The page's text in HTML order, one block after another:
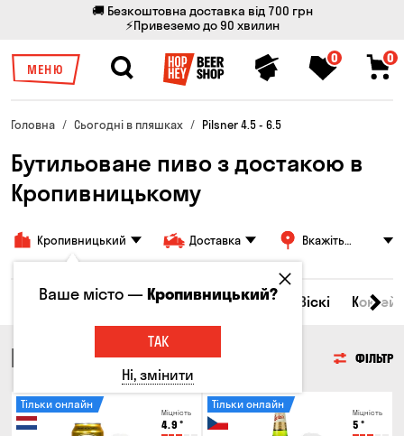
🚚 Безкоштовна доставка від 700 грн
⚡Привеземо до 90 хвилин
МЕНЮ
0 0
Головна Сьогодні в пляшках Pilsner 4.5 - 6.5
Бутильоване пиво з достакою в
Кропивницькому
Кропивницький Доставка
Вкажіть
Всі товари Пиво Сидр Вино Віскі
ПИВО ФІЛЬТР
Міцність
4.9 °
Тільки онлайн
Міцність
5 °
Тільки онлайн
Ваше місто —Кропивницький?
ТАК
Ні, змінити